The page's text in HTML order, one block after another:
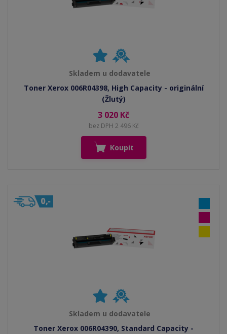
Skladem u dodavatele
Toner Xerox 006R04398, High Capacity - originální
(Žlutý)
3 020 Kč
bez DPH 2 496 Kč
Koupit
Skladem u dodavatele
Toner Xerox 006R04390, Standard Capacity -